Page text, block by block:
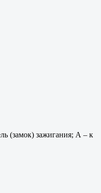
(замок) зажигания; А – к